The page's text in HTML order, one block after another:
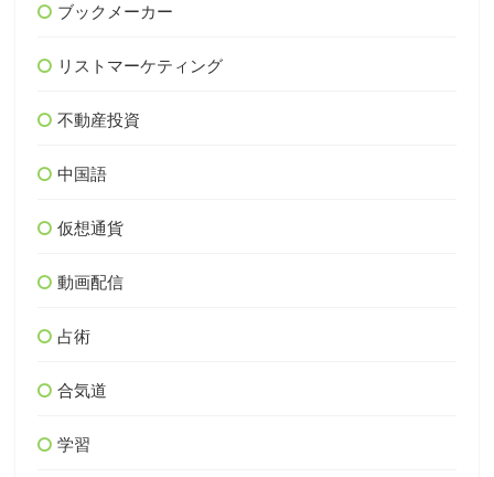
ブックメーカー
リストマーケティング
不動産投資
中国語
仮想通貨
動画配信
占術
合気道
学習